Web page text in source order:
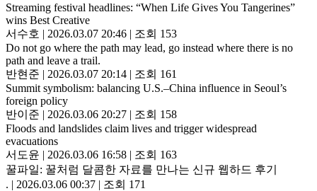
Streaming festival headlines: “When Life Gives You Tangerines”
wins Best Creative
서수호 | 2026.03.07 20:46 | 조회 153
Do not go where the path may lead, go instead where there is no
path and leave a trail.
반현준 | 2026.03.07 20:14 | 조회 161
Summit symbolism: balancing U.S.–China influence in Seoul’s
foreign policy
반이준 | 2026.03.06 20:27 | 조회 158
Floods and landslides claim lives and trigger widespread
evacuations
서도윤 | 2026.03.06 16:58 | 조회 163
꿀파일: 꿀처럼 달콤한 자료를 만나는 신규 웹하드 후기
. | 2026.03.06 00:37 | 조회 171